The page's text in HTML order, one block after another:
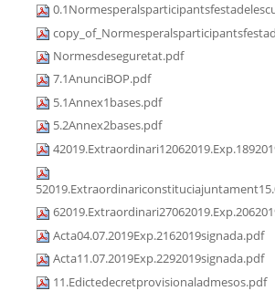
Normesdeseguretat.pdf
7.1AnunciBOP.pdf
5.1Annex1bases.pdf
5.2Annex2bases.pdf
Acta04.07.2019Exp.2162019signada.pdf
Acta11.07.2019Exp.2292019signada.pdf
11.Edictedecretprovisionaladmesos.pdf